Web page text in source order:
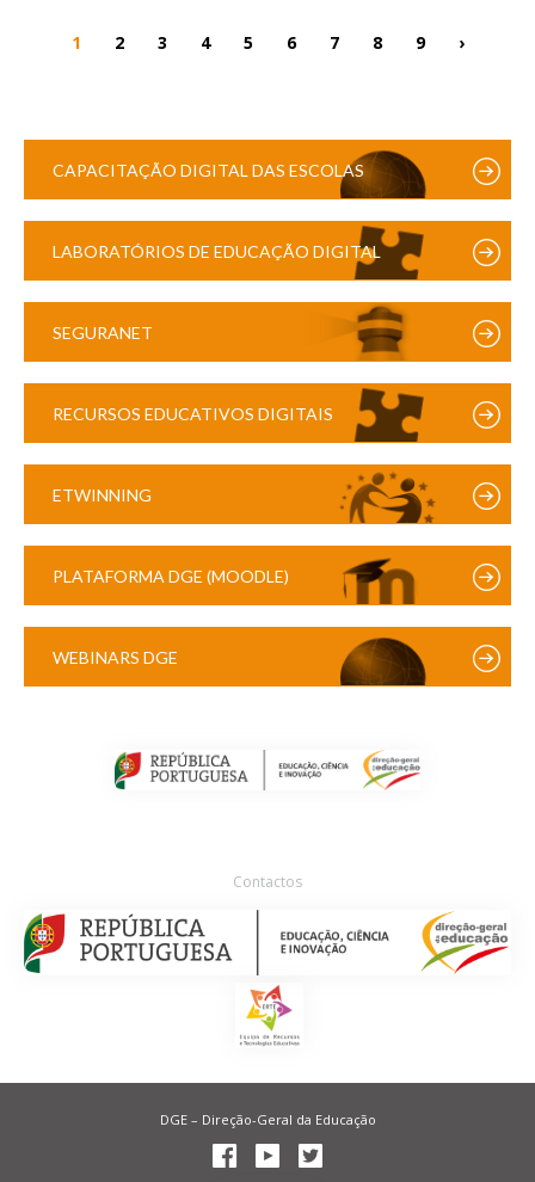
1 2 3 4 5 6 7 8 9 ›
CAPACITAÇÃO DIGITAL DAS ESCOLAS
LABORATÓRIOS DE EDUCAÇÃO DIGITAL
SEGURANET
RECURSOS EDUCATIVOS DIGITAIS
ETWINNING
PLATAFORMA DGE (MOODLE)
WEBINARS DGE
Contactos
DGE – Direção-Geral da Educação